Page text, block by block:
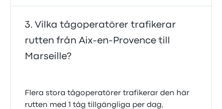
Vilka tågoperatörer trafikerar
rutten från Aix-en-Provence till
Marseille?
Flera stora tågoperatörer trafikerar den här
rutten med 1 tåg tillgängliga per dag,